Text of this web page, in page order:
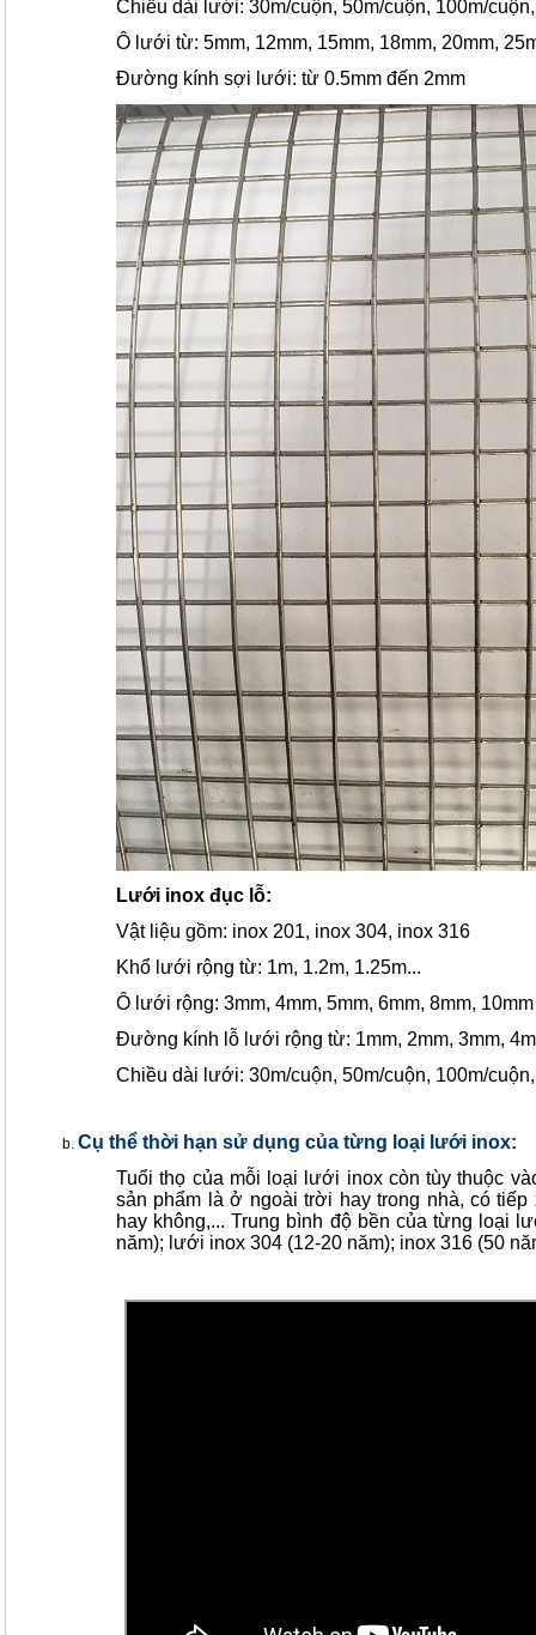
Chiều dài lưới: 30m/cuộn, 50m/cuộn, 100m/
Ô lưới từ: 5mm, 12mm, 15mm, 18mm, 20mm,
Đường kính sợi lưới: từ 0.5mm đến 2mm
Lưới inox đục lỗ:
Vật liệu gồm: inox 201, inox 304, inox 316
Khổ lưới rộng từ: 1m, 1.2m, 1.25m...
Ô lưới rộng: 3mm, 4mm, 5mm, 6mm, 8mm,
Đường kính lỗ lưới rộng từ: 1mm, 2mm, 3mm,
Chiều dài lưới: 30m/cuộn, 50m/cuộn, 100m/
Cụ thể thời hạn sử dụng của từng loại lưới inox:
Tuổi thọ của mỗi loại lưới inox còn tùy thuộc
sản phẩm là ở ngoài trời hay trong nhà, có
hay không,... Trung bình độ bền của từng loại
năm); lưới inox 304 (12-20 năm); inox 316 (50